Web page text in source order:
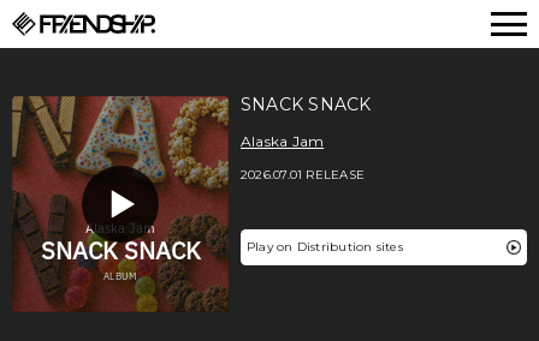
SNACK SNACK
Alaska Jam
2026.07.01 RELEASE
Play on Distribution sites